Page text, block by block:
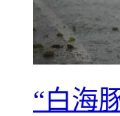
“白海